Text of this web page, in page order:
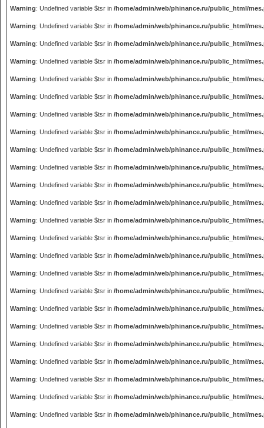
Warning: Undefined variable $tsr in /home/admin/web/phinance.ru/public_html/
Warning: Undefined variable $tsr in /home/admin/web/phinance.ru/public_html/
Warning: Undefined variable $tsr in /home/admin/web/phinance.ru/public_html/
Warning: Undefined variable $tsr in /home/admin/web/phinance.ru/public_html/
Warning: Undefined variable $tsr in /home/admin/web/phinance.ru/public_html/
Warning: Undefined variable $tsr in /home/admin/web/phinance.ru/public_html/
Warning: Undefined variable $tsr in /home/admin/web/phinance.ru/public_html/
Warning: Undefined variable $tsr in /home/admin/web/phinance.ru/public_html/
Warning: Undefined variable $tsr in /home/admin/web/phinance.ru/public_html/
Warning: Undefined variable $tsr in /home/admin/web/phinance.ru/public_html/
Warning: Undefined variable $tsr in /home/admin/web/phinance.ru/public_html/
Warning: Undefined variable $tsr in /home/admin/web/phinance.ru/public_html/
Warning: Undefined variable $tsr in /home/admin/web/phinance.ru/public_html/
Warning: Undefined variable $tsr in /home/admin/web/phinance.ru/public_html/
Warning: Undefined variable $tsr in /home/admin/web/phinance.ru/public_html/
Warning: Undefined variable $tsr in /home/admin/web/phinance.ru/public_html/
Warning: Undefined variable $tsr in /home/admin/web/phinance.ru/public_html/
Warning: Undefined variable $tsr in /home/admin/web/phinance.ru/public_html/
Warning: Undefined variable $tsr in /home/admin/web/phinance.ru/public_html/
Warning: Undefined variable $tsr in /home/admin/web/phinance.ru/public_html/
Warning: Undefined variable $tsr in /home/admin/web/phinance.ru/public_html/
Warning: Undefined variable $tsr in /home/admin/web/phinance.ru/public_html/
Warning: Undefined variable $tsr in /home/admin/web/phinance.ru/public_html/
Warning: Undefined variable $tsr in /home/admin/web/phinance.ru/public_html/